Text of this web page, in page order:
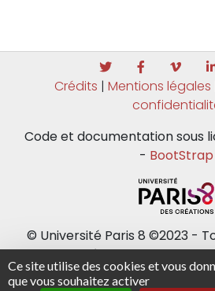
Ce site utilise des cookies et vous
que vous souhaitez activer
Crédits | Mentions légales
Code et documentation sous
- BootStrap
© Université Paris 8 ©2023 -
Université Paris 8 - 2 rue de
Saint-Denis cedex / Tel :